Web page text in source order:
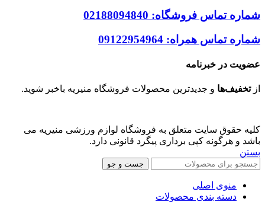
شماره تماس فروشگاه: 02188094840
شماره تماس همراه: 09122954964
عضویت در خبرنامه
ازتخفیف‌ها و جدیدترین‌ محصولات فروشگاه منیریه باخبر شوید.
کلیه حقوق سایت متعلق به فروشگاه لوازم ورزشی منیریه می
باشد و هرگونه کپی برداری پیگرد قانونی دارد.
بستن
جست و جو
منوی اصلی
دسته بندی محصولات